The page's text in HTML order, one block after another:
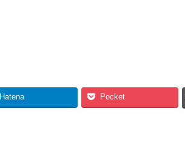
Hatena Pocket